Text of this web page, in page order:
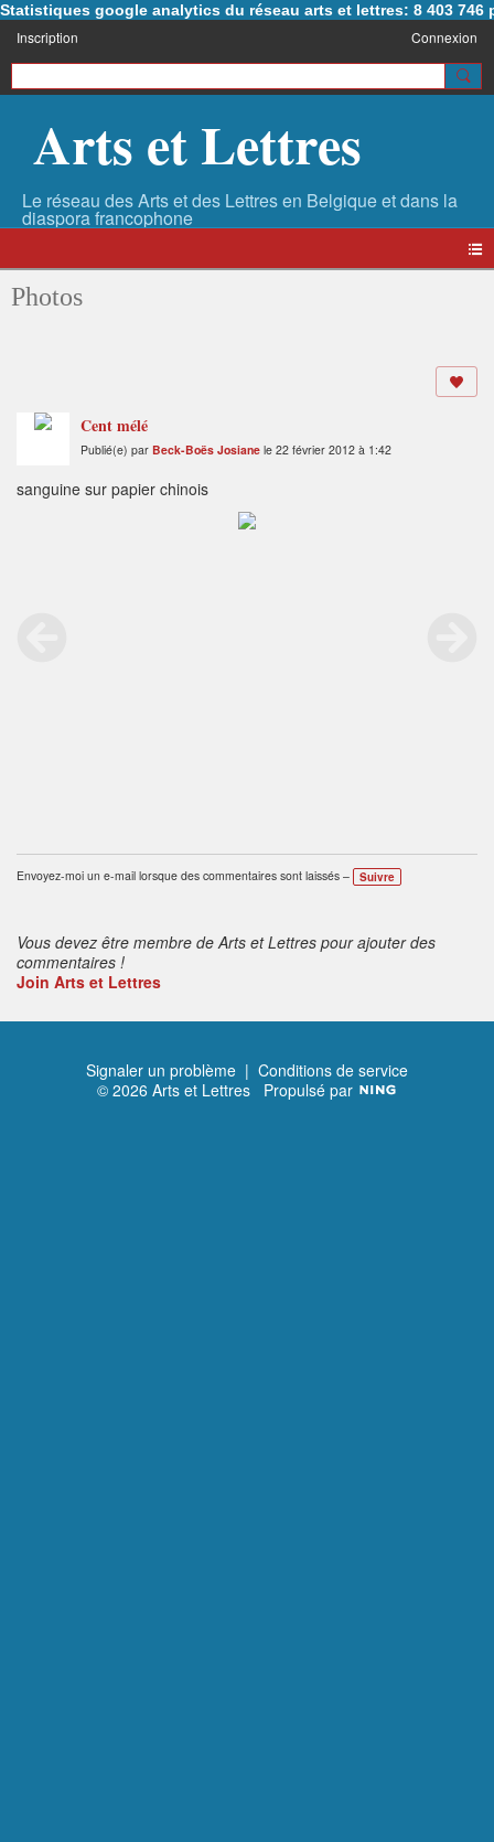
Statistiques google analytics du réseau arts et lettres: 8 403 746
Inscription Connexion
Arts et Lettres
Photos
Cent mélé
Publié(e) par Beck-Boës Josiane le 22 février 2012 à 1:42
sanguine sur papier chinois
Envoyez-moi un e-mail lorsque des commentaires sont laissés – Suivre
Vous devez être membre de Arts et Lettres pour ajouter des
commentaires !
Join Arts et Lettres
Signaler un problème | Conditions de service
© 2026 Arts et Lettres Propulsé par